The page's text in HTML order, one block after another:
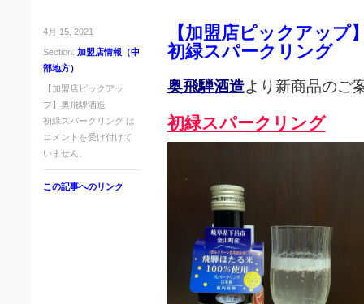
4月 15, 2021
Section: 加盟店情報（中
部地方）
【加盟店ピックアッ
プ】奥飛騨酒造
初緑スパークリング は
コメントを受け付けて
いません。
この記事へのリンク
【加盟店ピックアップ
初緑スパークリング
奥飛騨酒造より新商品のご
初緑スパークリング